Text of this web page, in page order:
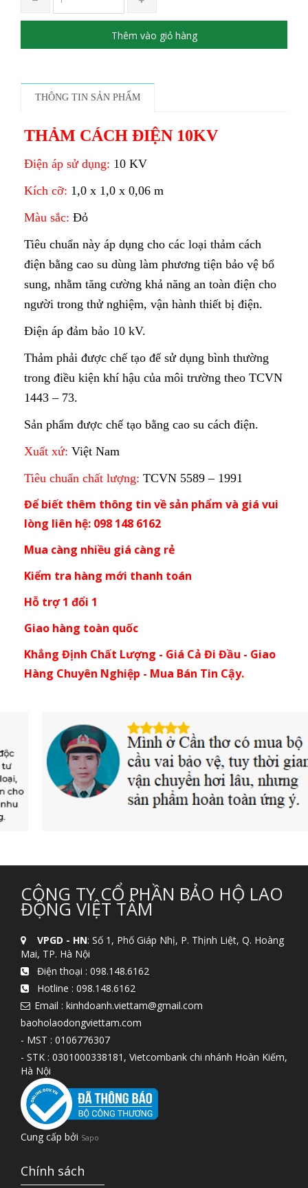
Thêm vào giỏ hàng
THÔNG TIN SẢN PHẨM
THẢM CÁCH ĐIỆN 10KV
Điện áp sử dụng: 10 KV
Kích cỡ: 1,0 x 1,0 x 0,06 m
Màu sắc: Đỏ
Tiêu chuẩn này áp dụng cho các loại thảm cách
điện bằng cao su dùng làm phương tiện bảo vệ bổ
sung, nhằm tăng cường khả năng an toàn điện cho
người trong thử nghiệm, vận hành thiết bị điện.
Điện áp đảm bảo 10 kV.
Thảm phải được chế tạo để sử dụng bình thường
trong điều kiện khí hậu của môi trường theo TCVN
1443 – 73.
Sản phẩm được chế tạo bằng cao su cách điện.
Xuất xứ: Việt Nam
Tiêu chuẩn chất lượng: TCVN 5589 – 1991
Để biết thêm thông tin về sản phẩm và giá vui
lòng liên hệ: 098 148 6162
Mua càng nhiều giá càng rẻ
Kiểm tra hàng mới thanh toán
Hỗ trợ 1 đổi 1
Giao hàng toàn quốc
Khẳng Định Chất Lượng - Giá Cả Đi Đầu - Giao
Hàng Chuyên Nghiệp - Mua Bán Tin Cậy.
CÔNG TY CỔ PHẦN BẢO HỘ LAO
ĐỘNG VIỆT TÂM
VPGD - HN: Số 1, Phố Giáp Nhị, P. Thịnh Liệt, Q. Hoàng
Mai, TP. Hà Nội
Điện thoại : 098.148.6162
Hotline : 098.148.6162
Email : kinhdoanh.viettam@gmail.com
baoholaodongviettam.com
- MST : 0106776307
- STK : 0301000338181, Vietcombank chi nhánh Hoàn Kiếm,
Hà Nội
Cung cấp bởi Sapo
Chính sách